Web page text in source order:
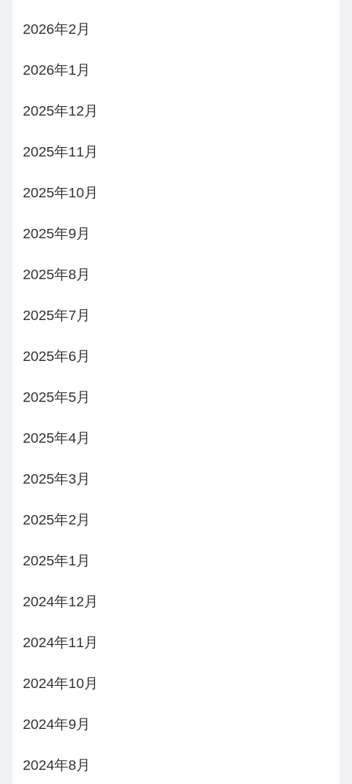
2026年2月
2026年1月
2025年12月
2025年11月
2025年10月
2025年9月
2025年8月
2025年7月
2025年6月
2025年5月
2025年4月
2025年3月
2025年2月
2025年1月
2024年12月
2024年11月
2024年10月
2024年9月
2024年8月